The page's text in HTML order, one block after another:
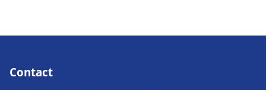
Contact